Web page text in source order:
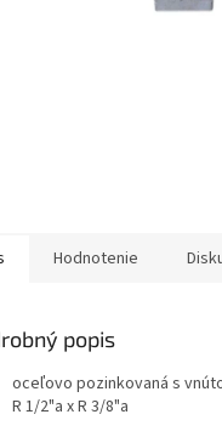
Hodnotenie
popis
oceľovo pozinkovaná s
R 1/2"a x R 3/8"a